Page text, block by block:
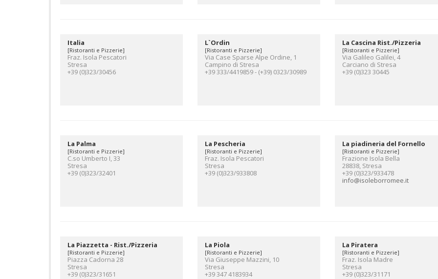
Italia
[Ristoranti e Pizzerie]
Fraz. Isola Pescatori
Stresa
+39 (0)323/30456
L`Ordin
[Ristoranti e Pizzerie]
Via Case Sparse Alpe Ordine, 1
Campino di Stresa
+39 333/4419859 - (+39) 0323/30989
La Cascina Rist./Pizzeria
[Ristoranti e Pizzerie]
Via Galileo Galilei, 4
Carciano di Stresa
+39 (0)323 30445
La Palma
[Ristoranti e Pizzerie]
C.so Umberto I, 33
Stresa
+39 (0)323/32401
La Pescheria
[Ristoranti e Pizzerie]
Fraz. Isola Pescatori
Stresa
+39 (0)323/933808
La piadineria del Fornello
[Ristoranti e Pizzerie]
Frazione Isola Bella
28838, Stresa
+39 (0)323/933478
info@isoleborromee.it
La Piazzetta - Rist./Pizzeria
[Ristoranti e Pizzerie]
Piazza Cadorna 28
Stresa
+39 (0)323/31651
La Piola
[Ristoranti e Pizzerie]
Via Giuseppe Mazzini, 10
Stresa
+39 347 4183934
La Piratera
[Ristoranti e Pizzerie]
Fraz. Isola Madre
Stresa
+39 (0)323/31171